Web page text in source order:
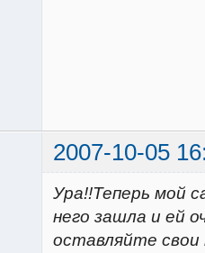
2007-10-05
Ура!!Теперь мой
него зашла и ей
оставляйте